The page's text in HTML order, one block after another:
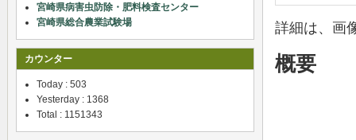
詳細は、画
概要
宮崎県病害虫防除・肥料検査センター
宮崎県総合農業試験場
カウンター
Today : 503
Yesterday : 1368
Total : 1151343